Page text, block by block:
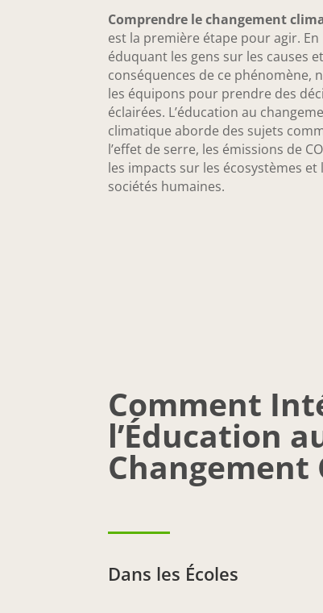
Comprendre le changement
est la première étape pour agir. En
éduquant les gens sur les causes
conséquences de ce phénomène,
les équipons pour prendre des
éclairées. L’éducation au
climatique aborde des sujets
l’effet de serre, les émissions de
les impacts sur les écosystèmes et
sociétés humaines.
Comment
l’Éducation
Changement
Dans les Écoles